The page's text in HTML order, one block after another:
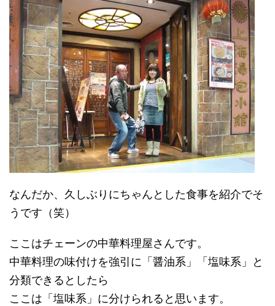
なんだか、久しぶりにちゃんとした食事を紹介でそ
うです（笑）
ここはチェーンの中華料理屋さんです。
中華料理の味付けを強引に「醤油系」「塩味系」と
分類できるとしたら
ここは「塩味系」に分けられると思います。